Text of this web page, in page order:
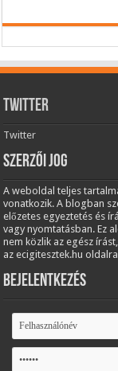
Twitter
Twitter
Szerzői jog
A weboldal teljes
vonatkozik. A blogban
előzetes egyeztetés és
vagy nyomtatásban. Ez
nem közlik az egész
az ecigitesztek.hu
Bejelentkezés